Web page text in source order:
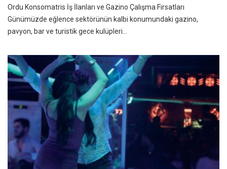
Ordu Konsomatris İş İlanları ve Gazino Çalışma Fırsatları
Günümüzde eğlence sektörünün kalbi konumundaki gazino,
pavyon, bar ve turistik gece kulüpleri…